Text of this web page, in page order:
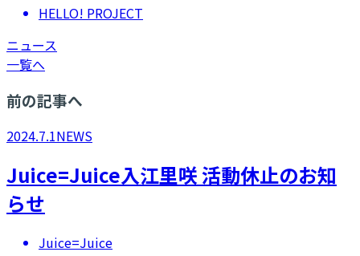
HELLO! PROJECT
ニュース
一覧へ
前の記事へ
2024.7.1NEWS
Juice=Juice入江里咲 活動休止のお知
らせ
Juice=Juice